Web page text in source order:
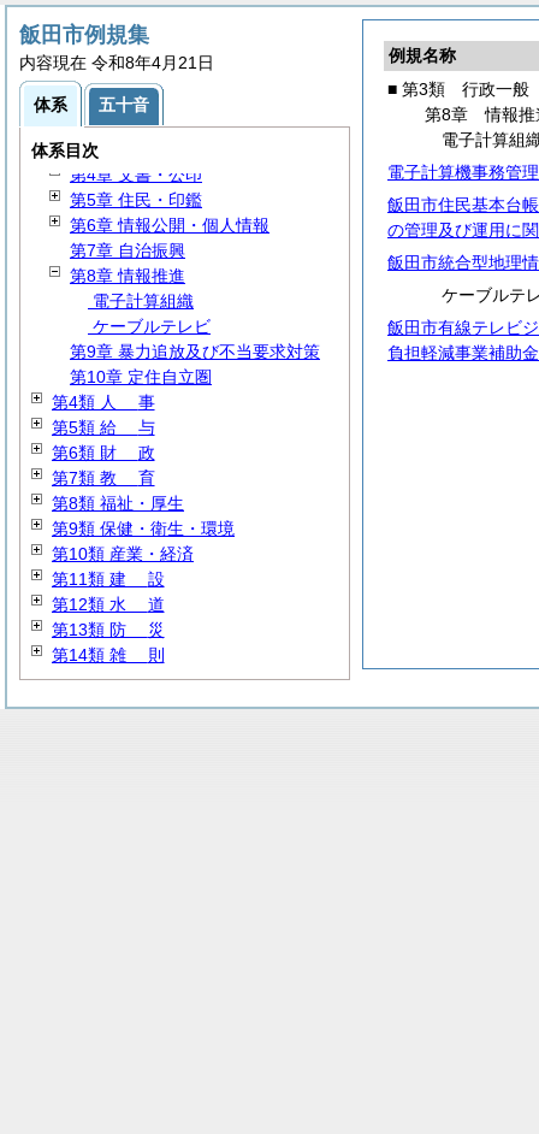
例規名称
■ 第3類 行政一般
第8章 情報推
電子計算組
電子計算機事務管
飯田市住民基本台
の管理及び運用に
飯田市統合型地理
ケーブルテ
飯田市有線テレビ
負担軽減事業補助
飯田市例規集
内容現在 令和8年4月21日
体系 五十音
体系目次
第1類総規
第2類 議会・選挙・監査
第3類 行政一般
第1章組 織
第2章処務
第3章 行政手続
第4章 文書・公印
第5章 住民・印鑑
第6章 情報公開・個人情報
第7章 自治振興
第8章 情報推進
電子計算組織
ケーブルテレビ
第9章 暴力追放及び不当要求対策
第10章 定住自立圏
第4類 人 事
第5類 給 与
第6類 財 政
第7類 教 育
第8類 福祉・厚生
第9類 保健・衛生・環境
第10類 産業・経済
第11類 建 設
第12類 水 道
第13類 防 災
第14類 雑 則